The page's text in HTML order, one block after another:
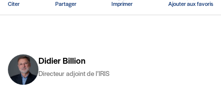
Citer Partager Imprimer Ajouter aux favoris
Didier Billion
Directeur adjoint de l’IRIS